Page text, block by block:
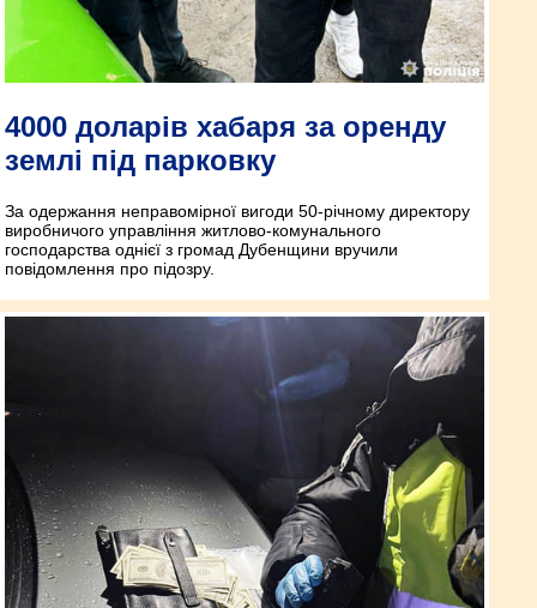
4000 доларів хабаря за оренду
землі під парковку
За одержання неправомірної вигоди 50-річному директору
виробничого управління житлово-комунального
господарства однієї з громад Дубенщини вручили
повідомлення про підозру.